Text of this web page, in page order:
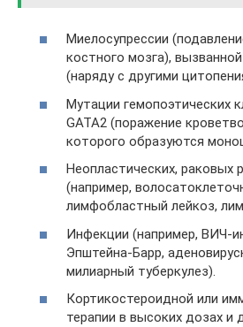
Миелосупрессии
костного мозга),
(наряду с другими
Мутации гемопоэтических
GATA2 (поражение
которого образуются
Неопластических, раковых
(например,
лимфобластный лейкоз,
Инфекции (например, ВИЧ-
Эпштейна-Барр,
милиарный туберкулез).
Кортикостероидной или
терапии в высоких дозах и